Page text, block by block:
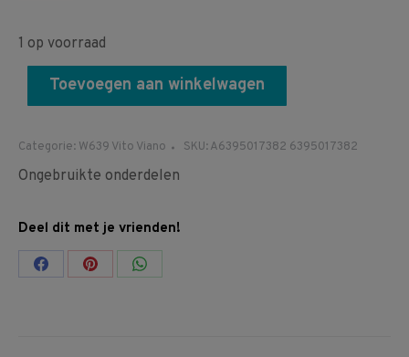
1 op voorraad
Toevoegen aan winkelwagen
Categorie: W639 Vito Viano SKU:A6395017382 6395017382
Ongebruikte onderdelen
Deel dit met je vrienden!
Share Share Share